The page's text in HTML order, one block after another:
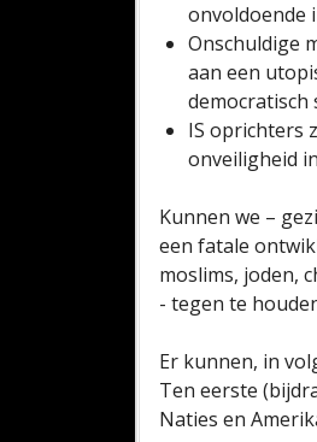
onvoldoende
Onschuldige
aan een
democratisch
IS oprichters
onveiligheid
Kunnen we –
een fatale
moslims, joden,
- tegen te
Er kunnen, in
Ten eerste
Naties en